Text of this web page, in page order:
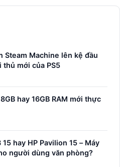
Steam Machine lên kệ đầu
thủ mới của PS5
hay 16GB RAM mới thực
hay HP Pavilion 15 – Máy
người dùng văn phòng?